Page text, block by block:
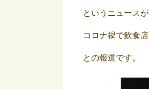
というニュースが
コロナ禍で飲食
との報道です。